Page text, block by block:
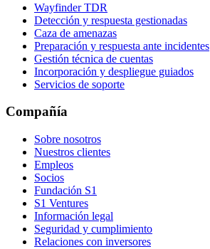
Wayfinder TDR
Detección y respuesta gestionadas
Caza de amenazas
Preparación y respuesta ante incidentes
Gestión técnica de cuentas
Incorporación y despliegue guiados
Servicios de soporte
Compañía
Sobre nosotros
Nuestros clientes
Empleos
Socios
Fundación S1
S1 Ventures
Información legal
Seguridad y cumplimiento
Relaciones con inversores